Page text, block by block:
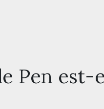
Pen est-